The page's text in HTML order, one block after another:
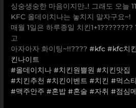
싱숭생숭한 마음이지만..! 그래도 오늘
KFC 올데이치나는 놓치지 말자구요~!
매월 1일은 하루종일 치킨1+1????????
고
아자아자 화이팅~!!????#kfc #kfc치킨
킨나이트
#올데이치나 #치킨원쁠원 #치킨맛집
#치킨추천 #치킨이벤트 #치킨 #먹스
#맥주안주 #혼밥 #혼술 #자취 #점심